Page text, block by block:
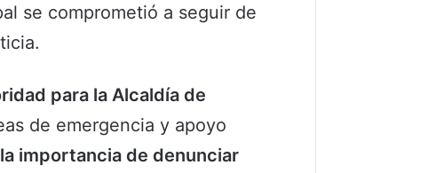
se comprometió a seguir de
para la Alcaldía de
de emergencia y apoyo
importancia de denunciar